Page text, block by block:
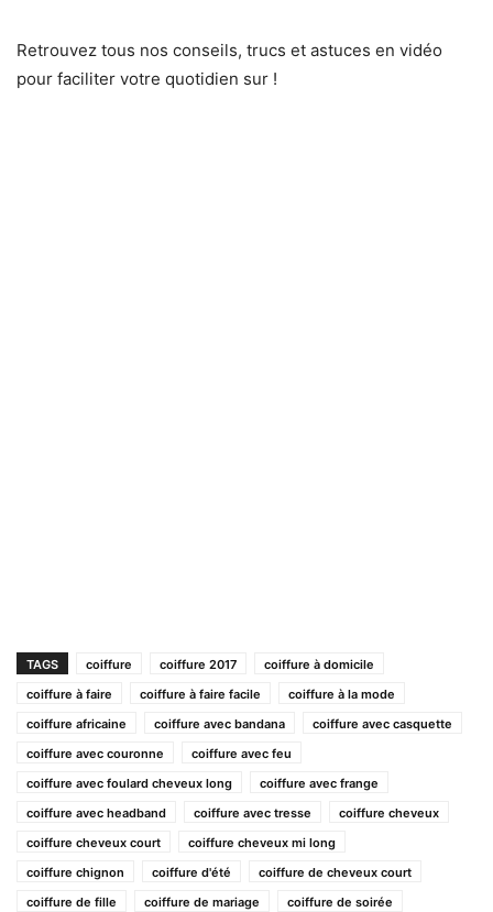
Retrouvez tous nos conseils, trucs et astuces en vidéo
pour faciliter votre quotidien sur !
TAGS coiffure coiffure 2017
coiffure à domicile
coiffure à faire
coiffure à faire facile
coiffure à la mode
coiffure africaine
coiffure avec bandana
coiffure avec casquette
coiffure avec couronne
coiffure avec feu
coiffure avec foulard cheveux long
coiffure avec frange
coiffure avec headband
coiffure avec tresse
coiffure cheveux
coiffure cheveux court
coiffure cheveux mi long
coiffure chignon
coiffure d'été
coiffure de cheveux court
coiffure de fille
coiffure de mariage
coiffure de soirée